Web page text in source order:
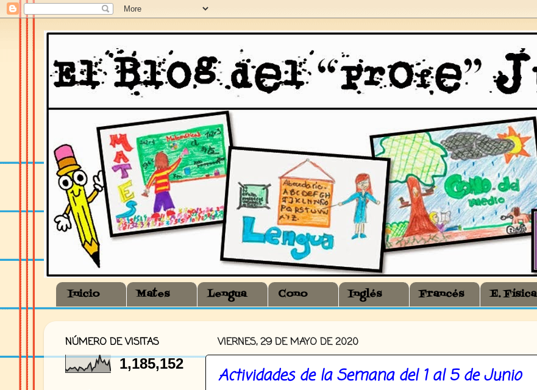
Inicio Mates Lengua Cono Inglés Francés E. Física
VIERNES, 29 DE MAYO DE 2020
Actividades de la Semana del 1 al 5 de Junio
NÚMERO DE VISITAS
1,185,152